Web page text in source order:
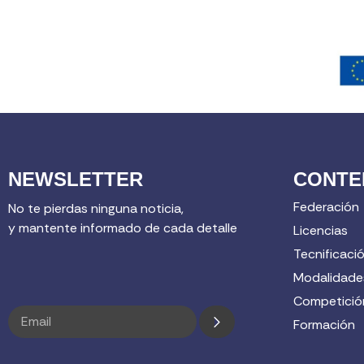
NEWSLETTER
No te pierdas ninguna noticia,
y mantente informado de cada detalle
Federación
Licencias
Formación